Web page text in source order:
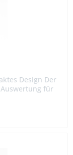
Design Der
für